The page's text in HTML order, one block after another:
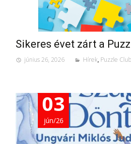
Sikeres évet zárt a
június 26, 2026 Hírek, Puzzle Club
03
jún/26